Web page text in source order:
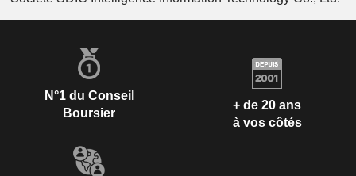
N°1 du Conseil
Boursier
+ de 20 ans
à vos côtés